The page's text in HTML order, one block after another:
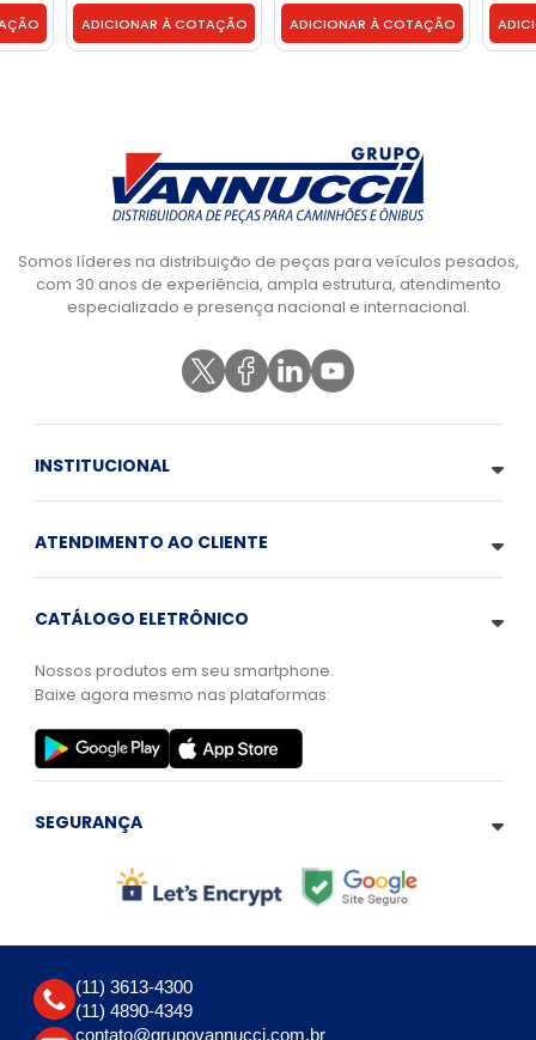
9796277202
ADICIONAR À COTAÇÃO
9796277002
ADICIONAR À COTAÇÃO
Somos líderes na distribuição de peças para veículos pesados,
com 30 anos de experiência, ampla estrutura, atendimento
especializado e presença nacional e internacional.
INSTITUCIONAL
ATENDIMENTO AO CLIENTE
CATÁLOGO ELETRÔNICO
Nossos produtos em seu smartphone.
Baixe agora mesmo nas plataformas:
SEGURANÇA
(11) 3613-4300
(11) 4890-4349
contato@grupovannucci.com.br